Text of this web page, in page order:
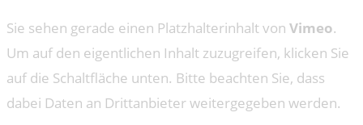
Sie sehen gerade einen Platzhalterinhalt von Vimeo.
Um auf den eigentlichen Inhalt zuzugreifen, klicken Sie
auf die Schaltfläche unten. Bitte beachten Sie, dass
dabei Daten an Drittanbieter weitergegeben werden.